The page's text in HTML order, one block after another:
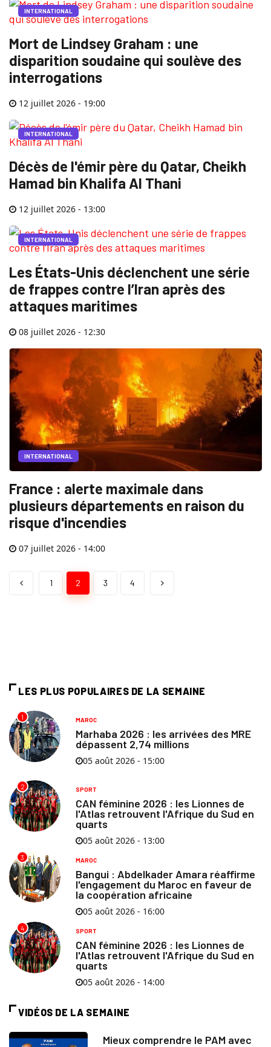
INTERNATIONAL
Mort de Lindsey Graham : une
disparition soudaine qui soulève des
interrogations
12 juillet 2026 - 19:00
INTERNATIONAL
Décès de l'émir père du Qatar, Cheikh
Hamad bin Khalifa Al Thani
12 juillet 2026 - 13:00
INTERNATIONAL
Les États-Unis déclenchent une série
de frappes contre l’Iran après des
attaques maritimes
08 juillet 2026 - 12:30
INTERNATIONAL
France : alerte maximale dans
plusieurs départements en raison du
risque d'incendies
07 juillet 2026 - 14:00
1 2 3 4
LES PLUS POPULAIRES DE LA SEMAINE
1 MAROC
Marhaba 2026 : les arrivées des MRE
dépassent 2,74 millions
05 août 2026 - 15:00
2 SPORT
CAN féminine 2026 : les Lionnes de
l'Atlas retrouvent l'Afrique du Sud en
quarts
05 août 2026 - 13:00
3 MAROC
Bangui : Abdelkader Amara réaffirme
l'engagement du Maroc en faveur de
la coopération africaine
05 août 2026 - 16:00
4 SPORT
CAN féminine 2026 : les Lionnes de
l'Atlas retrouvent l'Afrique du Sud en
quarts
05 août 2026 - 14:00
VIDÉOS DE LA SEMAINE
Mieux comprendre le PAM avec